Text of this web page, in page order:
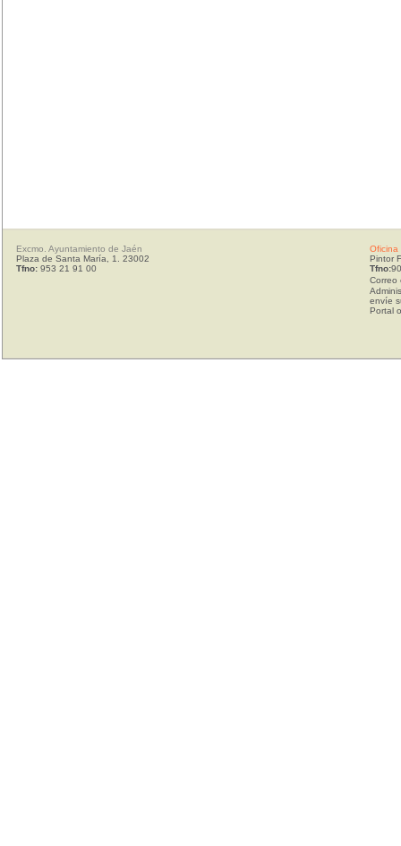
Excmo. Ayuntamiento de Jaén
Plaza de Santa María, 1. 23002
Tfno: 953 21 91 00
Oficina
Pintor
Tfno:
Correo
envíe
Portal